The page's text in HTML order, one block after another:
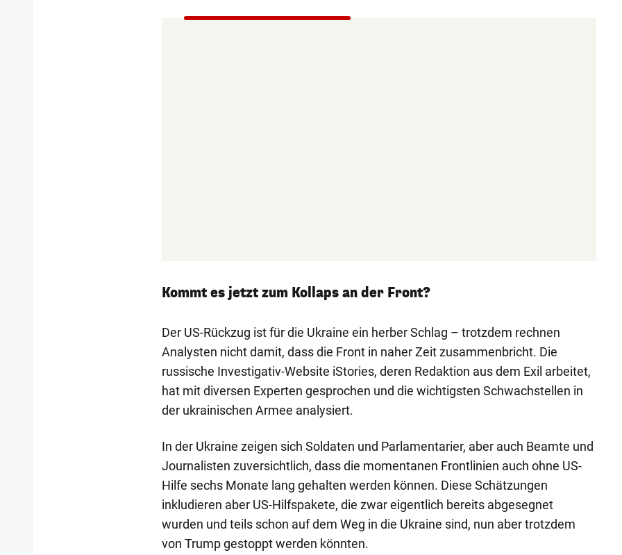
Kommt es jetzt zum Kollaps an der Front?
Der US-Rückzug ist für die Ukraine ein herber Schlag – trotzdem rechnen
Analysten nicht damit, dass die Front in naher Zeit zusammenbricht. Die
russische Investigativ-Website iStories, deren Redaktion aus dem Exil arbeitet,
hat mit diversen Experten gesprochen und die wichtigsten Schwachstellen in
der ukrainischen Armee analysiert.
In der Ukraine zeigen sich Soldaten und Parlamentarier, aber auch Beamte und
Journalisten zuversichtlich, dass die momentanen Frontlinien auch ohne US-
Hilfe sechs Monate lang gehalten werden können. Diese Schätzungen
inkludieren aber US-Hilfspakete, die zwar eigentlich bereits abgesegnet
wurden und teils schon auf dem Weg in die Ukraine sind, nun aber trotzdem
von Trump gestoppt werden könnten.